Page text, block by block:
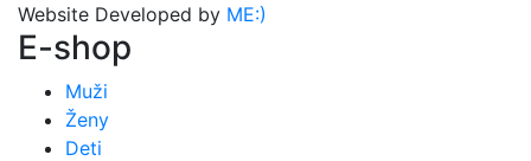
Website Developed by ME:)
E-shop
Muži
Ženy
Deti